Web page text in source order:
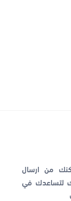
من ارسال
لتساعدك في